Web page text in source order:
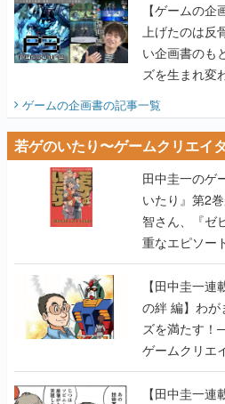
【ゲームの
上げたのは反
い企画書のも
ズを生まれ変
ビュー】
ゲームの企画書の記事一覧
若ゲのいたり〜ゲームクリエイ
田中圭一のゲ
いたり』第2
智さん、『ゼ
重なエピソー
【田中圭一連
の絆 編】わが
ズを満たす！
ゲームクリエ
【若ゲのいた
【田中圭一連